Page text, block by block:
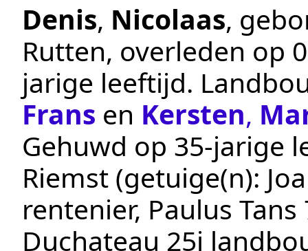
Denis, Nicolaas,
Rutten, overleden op
jarige leeftijd.
Frans en Kersten,
Gehuwd op 35-jarige
Riemst (getuige(n):
rentenier, Paulus
Duchateau 25j